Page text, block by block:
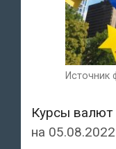
Источник
Курсы валют
на